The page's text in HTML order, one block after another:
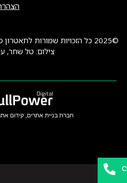
©2025 כל הזכויות שמורות לתאטרון פלייגו
צילום: טל שחר,
חברת בניית אתרים, קידום